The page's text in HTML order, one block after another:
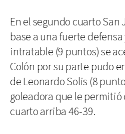
En el segundo cuarto San
base a una fuerte
intratable (9 puntos) se
Colón por su parte pudo
de Leonardo Solis (8
goleadora que le permitió
cuarto arriba 46-39.